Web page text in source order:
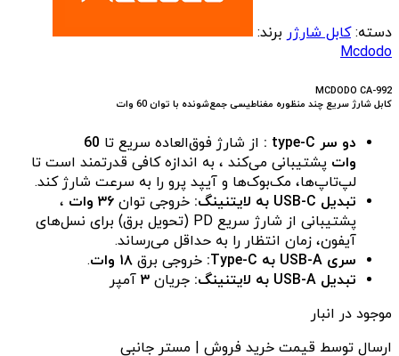
دسته:کابل شارژر برند:
Mcdodo
MCDODO CA-992
کابل شارژ سریع چند منظوره مغناطیسی جمع‌شونده با توان 60 وات
دو سر type-C : از شارژ فوق‌العاده سریع تا 60
وات پشتیبانی می‌کند ، به اندازه کافی قدرتمند است تا
لپ‌تاپ‌ها، مک‌بوک‌ها و آیپد پرو را به سرعت شارژ کند.
تبدیل USB-C به لایتنینگ:
خروجی توان ۳۶ وات
،
پشتیبانی از شارژ سریع PD (تحویل برق) برای نسل‌های
آیفون، زمان انتظار را به حداقل می‌رساند.
سری USB-A به Type-C:
خروجی برق ۱۸ وات
.
تبدیل USB-A به لایتنینگ:
جریان ۳ آمپر
موجود در انبار
ارسال توسط قیمت خرید فروش | مستر جانبی